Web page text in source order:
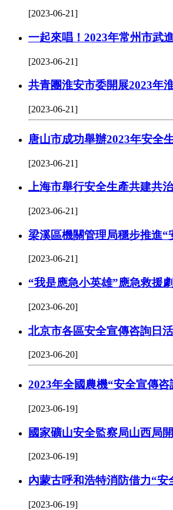
[2023-06-21]
一起來唱！2023年常州市武
[2023-06-21]
共青團淮安市委開展2023年
[2023-06-21]
唐山市成功舉辦2023年安全
[2023-06-21]
上海市舉行安全生產共建共
[2023-06-21]
梁溪區機關管理局穩步推進
[2023-06-21]
“我是應急小英雄”應急救援
[2023-06-20]
北京市各區安全宣傳咨詢日
[2023-06-20]
2023年全國農機“安全宣傳
[2023-06-19]
國家礦山安全監察局山西局
[2023-06-19]
內蒙古呼和浩特消防借力“
[2023-06-19]